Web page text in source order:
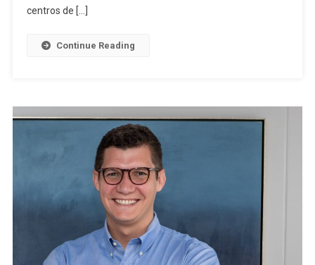
centros de […]
Continue Reading